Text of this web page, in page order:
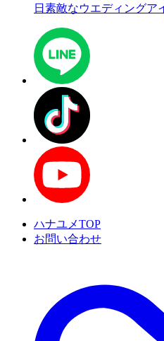
日素敵なウエディングア
ハナユメTOP
お問い合わせ